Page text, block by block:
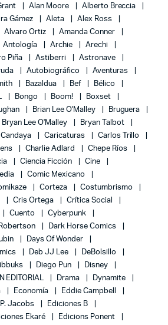
Alan Moore
Alberto Breccia
Gámez Aleta
Alex Ross
Alvaro Ortiz
Amanda Conner
Antología Archie
Arechi
Piña Astiberri
Astronave
Autobiográfico
Aventuras
Bazaldua Bef
Bélico
Bongo Boom!
Boxset
Brian Lee O'Malley
Bruguera
Bryan Lee O'Malley
Bryan Talbot
Candaya Caricaturas
Carlos Trillo
Charlie Adlard
Chepe Ríos
Ciencia Ficción
Cine
Comic Mexicano
Corteza
Costumbrismo
Cris Ortega
Crítica Social
Cuento
Cyberpunk
Dark Horse Comics
Days Of Wonder
Deb JJ Lee
DeBolsillo
Diego Pun
Disney
EDITORIAL Drama
Dynamite
Economía
Eddie Campbell
Jacobs
Ediciones B
Ekaré
Edicions Ponent